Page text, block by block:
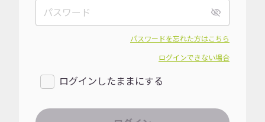
パスワードを忘れた方はこちら
ログインできない場合
ログインしたままにする